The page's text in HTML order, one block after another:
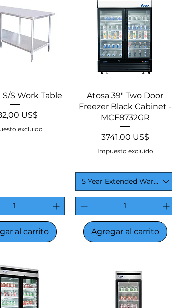
rápida
S/S Work Table
US$
excluido
al carrito
Vista rápida
Atosa 39" Two Door
Freezer Black Cabinet -
MCF8732GR
Precio
3741,00 US$
Impuesto excluido
5 Year Extended Warranty
Agregar al carrito